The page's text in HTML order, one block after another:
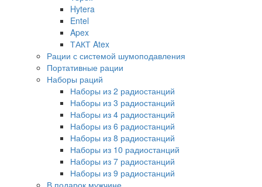
Hytera
Entel
Apex
ТАКТ Atex
Рации с системой шумоподавления
Портативные рации
Наборы раций
Наборы из 2 радиостанций
Наборы из 3 радиостанций
Наборы из 4 радиостанций
Наборы из 6 радиостанций
Наборы из 8 радиостанций
Наборы из 10 радиостанций
Наборы из 7 радиостанций
Наборы из 9 радиостанций
В подарок мужчине